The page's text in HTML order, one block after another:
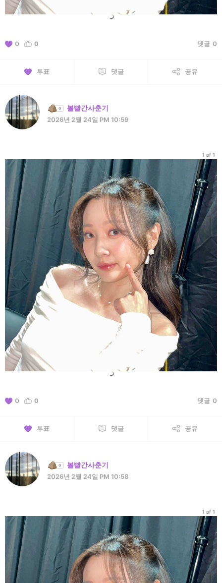
0 0 댓글 0
투표 댓글 공유
볼빨간사춘기
2026년 2월 24일 PM 10:59
1 of 1
0 0 댓글 0
투표 댓글 공유
볼빨간사춘기
2026년 2월 24일 PM 10:58
1 of 1